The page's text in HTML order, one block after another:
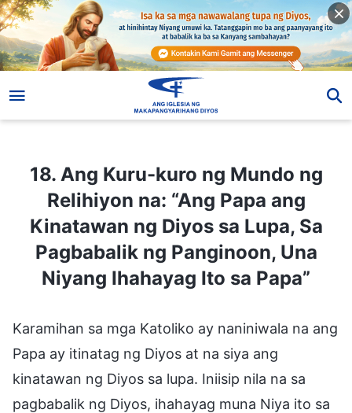
18. Ang Kuru-kuro ng Mundo ng
Relihiyon na: “Ang Papa ang
Kinatawan ng Diyos sa Lupa, Sa
Pagbabalik ng Panginoon, Una
Niyang Ihahayag Ito sa Papa”
Karamihan sa mga Katoliko ay naniniwala na ang
Papa ay itinatag ng Diyos at na siya ang
kinatawan ng Diyos sa lupa. Iniisip nila na sa
pagbabalik ng Diyos, ihahayag muna Niya ito sa